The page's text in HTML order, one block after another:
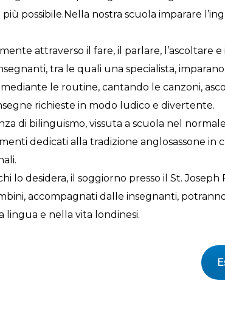
possibile.Nella nostra scuola imparare
attraverso il fare, il parlare, l’ascoltare e
tra le quali una specialista,
le routine, cantando le canzoni,
richieste in modo ludico e divertente.
di bilinguismo, vissuta a scuola nel
dedicati alla tradizione anglosassone in
lo desidera, il soggiorno presso il St. Joseph
accompagnati dalle insegnanti,
e nella vita londinesi.